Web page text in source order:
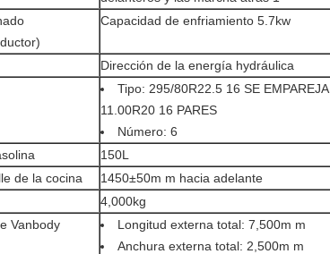
Capacidad de enfriamiento 5.7kw
Dirección de la energía hydráulica
Tipo: 295/80R22.5 16 SE EMPAREJA,
11.00R20 16 PARES
Número: 6
150L
de la cocina
1450±50m m hacia adelante
4,000kg
Vanbody
Longitud externa total: 7,500m m
Anchura externa total: 2,500m m